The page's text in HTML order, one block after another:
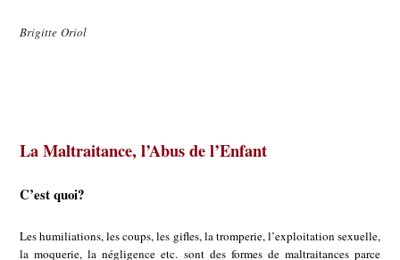
Brigitte Oriol
La Maltraitance, l’Abus de l’Enfant
C’est quoi?
Les humiliations, les coups, les gifles, la tromperie, l’exploitation sexuelle,
la moquerie, la négligence etc. sont des formes de maltraitances parce